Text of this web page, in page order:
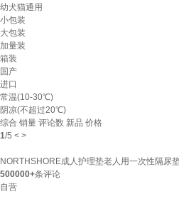
幼犬猫通用
小包装
大包装
加量装
箱装
国产
进口
常温(10-30℃)
阴凉(不超过20℃)
综合 销量 评论数 新品 价格
1/5 < >
NORTHSHORE成人护理垫老人用一次性隔尿
500000+条评论
自营